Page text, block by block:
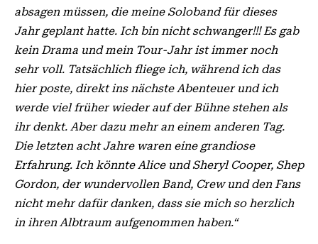
absagen müssen, die meine Soloband für dieses
Jahr geplant hatte. Ich bin nicht schwanger!!! Es gab
kein Drama und mein Tour-Jahr ist immer noch
sehr voll. Tatsächlich fliege ich, während ich das
hier poste, direkt ins nächste Abenteuer und ich
werde viel früher wieder auf der Bühne stehen als
ihr denkt. Aber dazu mehr an einem anderen Tag.
Die letzten acht Jahre waren eine grandiose
Erfahrung. Ich könnte Alice und Sheryl Cooper, Shep
Gordon, der wundervollen Band, Crew und den Fans
nicht mehr dafür danken, dass sie mich so herzlich
in ihren Albtraum aufgenommen haben.“